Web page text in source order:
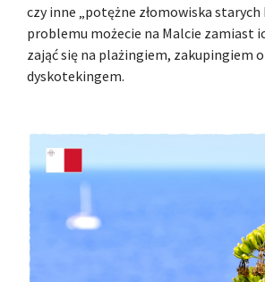
czy inne „potężne złomowiska
problemu możecie na Malcie zamiast
zająć się na plażingiem, zakupingiem
dyskotekingem.